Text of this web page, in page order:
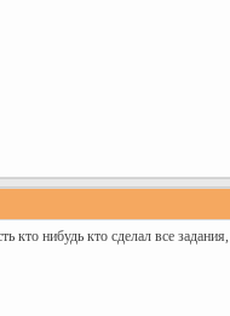
кто нибудь кто сделал все